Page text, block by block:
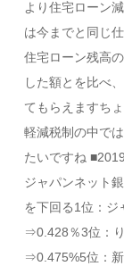
より住宅ローン
は今までと同じ
住宅ローン残高
した額とを比べ
てもらえますち
軽減税制の中で
たいですね
ジャパンネット
を下回る1位：
⇒0.428％3位：
⇒0.475%5位：